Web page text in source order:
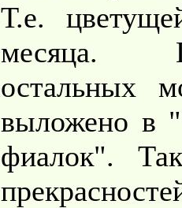
Т.е.
месяца.
остальных
выложено в
фиалок".